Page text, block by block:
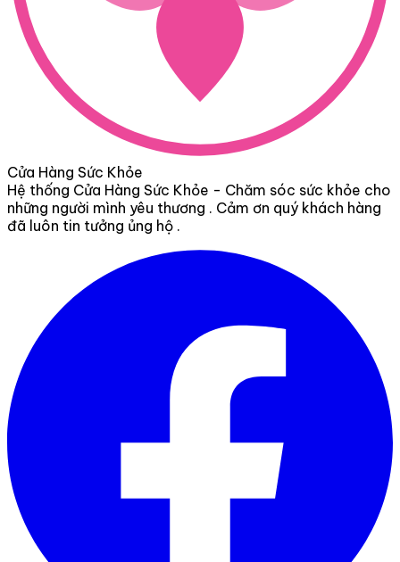
Cửa Hàng Sức Khỏe
Hệ thống Cửa Hàng Sức Khỏe - Chăm sóc sức khỏe cho
những người mình yêu thương . Cảm ơn quý khách hàng
đã luôn tin tưởng ủng hộ .